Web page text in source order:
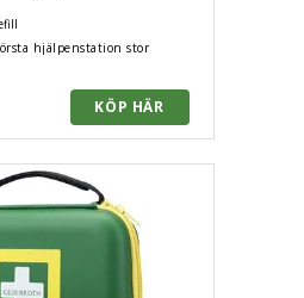
hjälpenstation stor